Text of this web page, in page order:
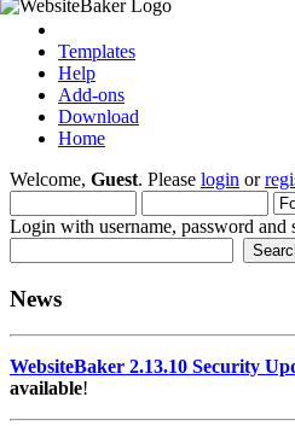
Templates
Help
Add-ons
Download
Home
Welcome, Guest. Please login or
Login with username, password and
News
WebsiteBaker 2.13.10 Security
available!